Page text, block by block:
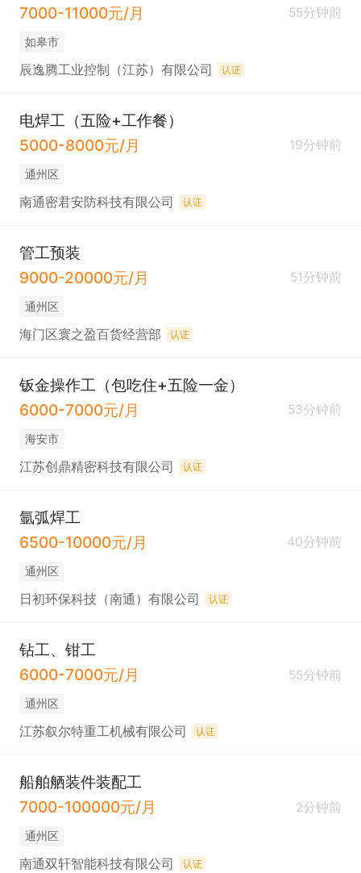
7000-11000元/月 55分钟前
如皋市
辰逸腾工业控制（江苏）有限公司 认证
电焊工（五险+工作餐）
5000-8000元/月
19分钟前
通州区
南通密君安防科技有限公司 认证
管工预装
9000-20000元/月
51分钟前
通州区
海门区寰之盈百货经营部 认证
钣金操作工（包吃住+五险一金）
6000-7000元/月
53分钟前
海安市
江苏创鼎精密科技有限公司 认证
氩弧焊工
6500-10000元/月
40分钟前
通州区
日初环保科技（南通）有限公司 认证
钻工、钳工
6000-7000元/月
55分钟前
通州区
江苏叙尔特重工机械有限公司 认证
船舶舾装件装配工
7000-100000元/月
2分钟前
通州区
南通双轩智能科技有限公司 认证